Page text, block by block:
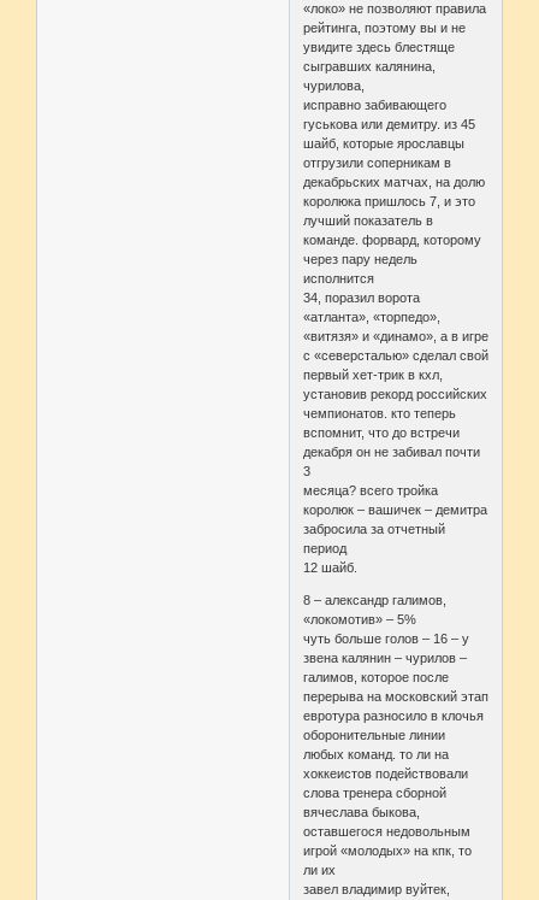
«локо» не позволяют правила
рейтинга, поэтому вы и не
увидите здесь блестяще
сыгравших калянина,
чурилова,
исправно забивающего
гуськова или демитру. из 45
шайб, которые ярославцы
отгрузили соперникам в
декабрьских матчах, на долю
королюка пришлось 7, и это
лучший показатель в
команде. форвард, которому
через пару недель
исполнится
34, поразил ворота
«атланта», «торпедо»,
«витязя» и «динамо», а в игре
с «северсталью» сделал свой
первый хет-трик в кхл,
установив рекорд российских
чемпионатов. кто теперь
вспомнит, что до встречи
декабря он не забивал почти
3
месяца? всего тройка
королюк – вашичек – демитра
забросила за отчетный
период
12 шайб.
8 – александр галимов,
«локомотив» – 5%
чуть больше голов – 16 – у
звена калянин – чурилов –
галимов, которое после
перерыва на московский этап
евротура разносило в клочья
оборонительные линии
любых команд. то ли на
хоккеистов подействовали
слова тренера сборной
вячеслава быкова,
оставшегося недовольным
игрой «молодых» на кпк, то
ли их
завел владимир вуйтек,